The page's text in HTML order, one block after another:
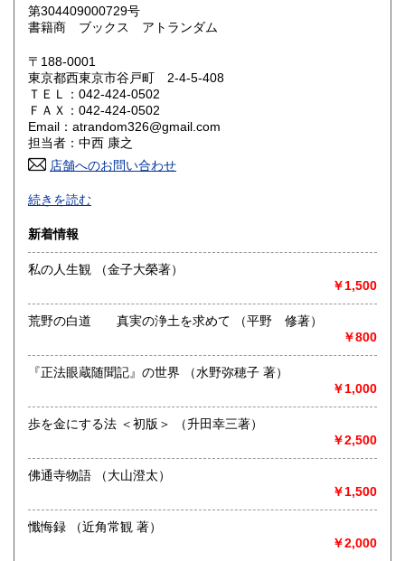
鳥取県 182円
岡山県
山口県 182円
香川県 182円
高知県 182円
佐賀県
熊本県 182円 大分県 182円
182円
沖縄県 182円
第304409000729号
書籍商 ブックス アトランダム
〒188-0001
東京都西東京市谷戸町 2-4-5-408
ＴＥＬ：042-424-0502
ＦＡＸ：042-424-0502
Email：atrandom326@gmail.com
担当者：中西 康之
店舗へのお問い合わせ
-
沿線名：西武池袋線
最寄駅：-
営業時間：平11:00～20:00
定休日：不定休
書籍の買取について
取り扱い分野
続きを読む
新着情報
私の人生観 （金子大榮著）
￥1,500
荒野の白道 真実の浄土を求めて （平野 修著）
￥800
『正法眼蔵随聞記』の世界 （水野弥穂子 著）
￥1,000
歩を金にする法 ＜初版＞ （升田幸三著）
￥2,500
佛通寺物語 （大山澄太）
￥1,500
懺悔録 （近角常観 著）
￥2,000